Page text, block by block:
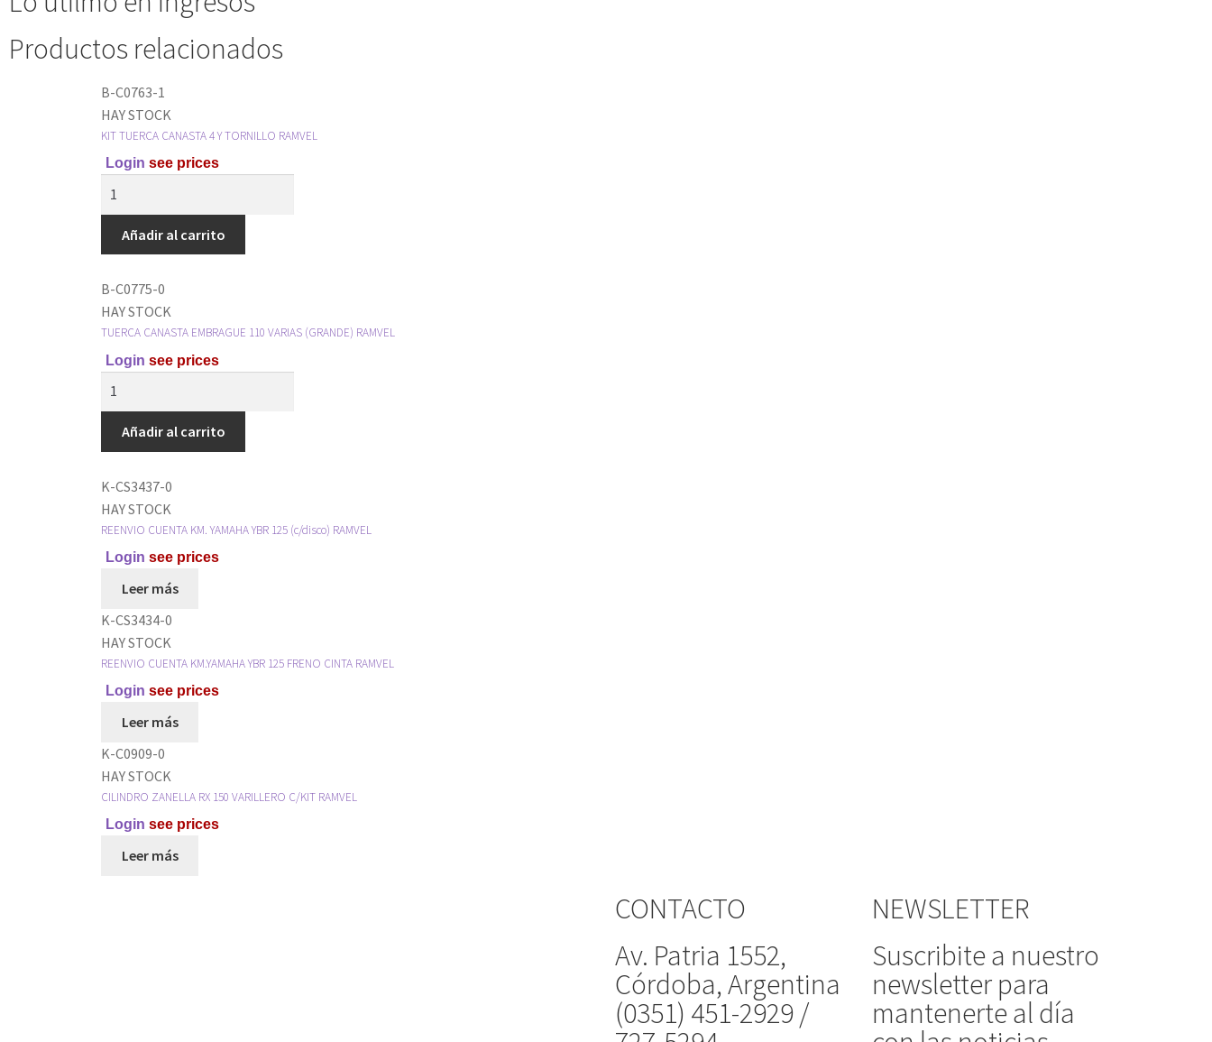
Productos relacionados
B-C0763-1
HAY STOCK
KIT TUERCA CANASTA 4 Y TORNILLO RAMVEL
Login see prices
Añadir al carrito
B-C0775-0
HAY STOCK
TUERCA CANASTA EMBRAGUE 110 VARIAS (GRANDE) RAMVEL
Login see prices
Añadir al carrito
K-CS3437-0
HAY STOCK
REENVIO CUENTA KM. YAMAHA YBR 125 (c/disco) RAMVEL
Login see prices
Leer más
K-CS3434-0
HAY STOCK
REENVIO CUENTA KM.YAMAHA YBR 125 FRENO CINTA RAMVEL
Login see prices
Leer más
K-C0909-0
HAY STOCK
CILINDRO ZANELLA RX 150 VARILLERO C/KIT RAMVEL
Login see prices
Leer más
CONTACTO
Av. Patria 1552,
Córdoba, Argentina
(0351) 451-2929 /
NEWSLETTER
Suscribite a nuestro
newsletter para
mantenerte al día